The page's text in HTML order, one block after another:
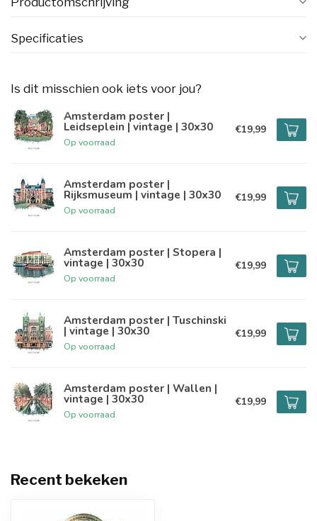
Specificaties
Is dit misschien ook iets voor jou?
Amsterdam poster |
Leidseplein | vintage | 30x30
Op voorraad
€19,99
Amsterdam poster |
Rijksmuseum | vintage | 30x30
Op voorraad
€19,99
Amsterdam poster | Stopera |
vintage | 30x30
Op voorraad
€19,99
Amsterdam poster | Tuschinski
| vintage | 30x30
Op voorraad
€19,99
Amsterdam poster | Wallen |
vintage | 30x30
Op voorraad
€19,99
Recent bekeken